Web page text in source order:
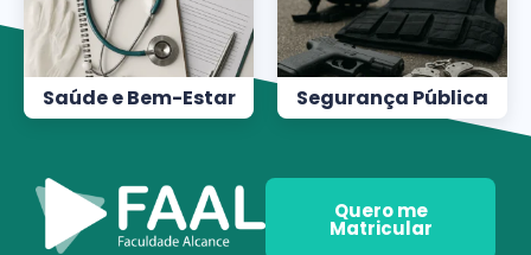
Saúde e Bem-Estar Segurança Pública
Quero me
Matricular